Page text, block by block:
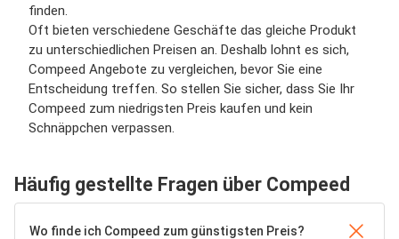
finden.
Oft bieten verschiedene Geschäfte das gleiche Produkt
zu unterschiedlichen Preisen an. Deshalb lohnt es sich,
Compeed Angebote zu vergleichen, bevor Sie eine
Entscheidung treffen. So stellen Sie sicher, dass Sie Ihr
Compeed zum niedrigsten Preis kaufen und kein
Schnäppchen verpassen.
Häufig gestellte Fragen über Compeed
Wo finde ich Compeed zum günstigsten Preis?